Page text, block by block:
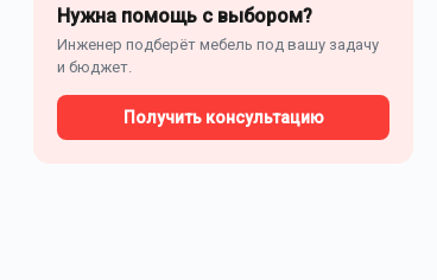
Нужна помощь с выбором?
Инженер подберёт мебель под вашу задачу
и бюджет.
Получить консультацию